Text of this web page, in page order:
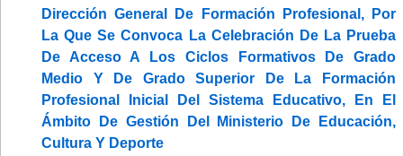
Dirección General De Formación Profesional, Por
La Que Se Convoca La Celebración De La Prueba
De Acceso A Los Ciclos Formativos De Grado
Medio Y De Grado Superior De La Formación
Profesional Inicial Del Sistema Educativo, En El
Ámbito De Gestión Del Ministerio De Educación,
Cultura Y Deporte